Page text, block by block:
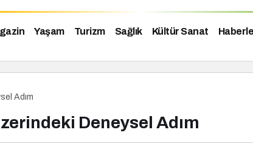
Yaşam Turizm Sağlık Kültür Sanat
Adım
Deneysel Adım